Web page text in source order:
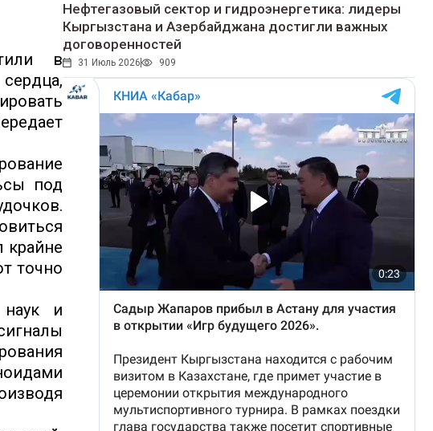
в
под
крайне
точно
наук и
Нефтегазовый сектор и гидроэнергетика: лидеры
Кыргызстана и Азербайджана достигли важных
договоренностей
31 Июль 2026 909